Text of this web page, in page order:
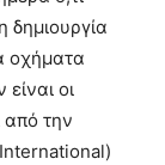
δημιουργία
οχήματα
οι
από την